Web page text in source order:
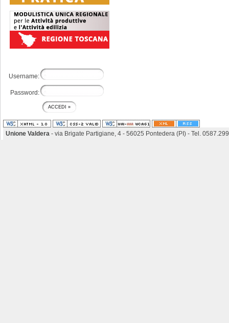
Username:
Password:
Unione Valdera - via Brigate Partigiane, 4 - 56025 Pontedera (PI) - Tel.